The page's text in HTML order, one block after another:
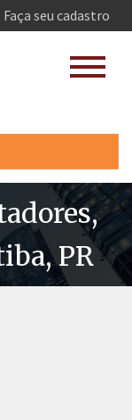
Faça seu cadastro
PR